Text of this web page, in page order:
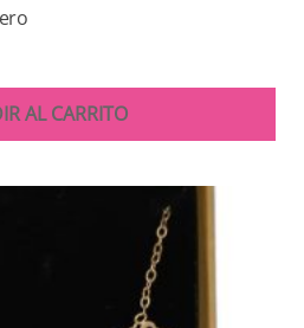
AL CARRITO